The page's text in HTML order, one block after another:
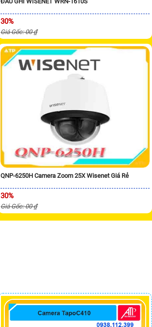
30%
Giá Gốc: 00 ₫
QNP-6250H Camera Zoom 25X Wisenet Giá Rẻ
30%
Giá Gốc: 00 ₫